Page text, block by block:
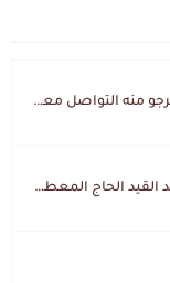
لمن له معلومات حول حسان فرج المرجو منه التواصل معي لقد اختفى تماما و كانت لي به علاقة تواصل خاصة
وأنا حفيد الحاجة زهرة بنت بن داوود ولد القيد الحاج المعطي المزمزي . ولا نمتلك من إرثه شيئا .